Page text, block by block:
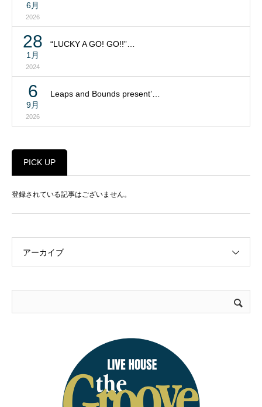
6月
2026
28
1月
2024
“LUCKY A GO! GO!!”…
6
9月
2026
Leaps and Bounds present’…
PICK UP
登録されている記事はございません。
アーカイブ